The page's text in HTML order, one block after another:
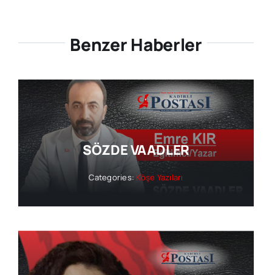
Benzer Haberler
SÖZDE VAADLER
Categories: Köşe Yazıları